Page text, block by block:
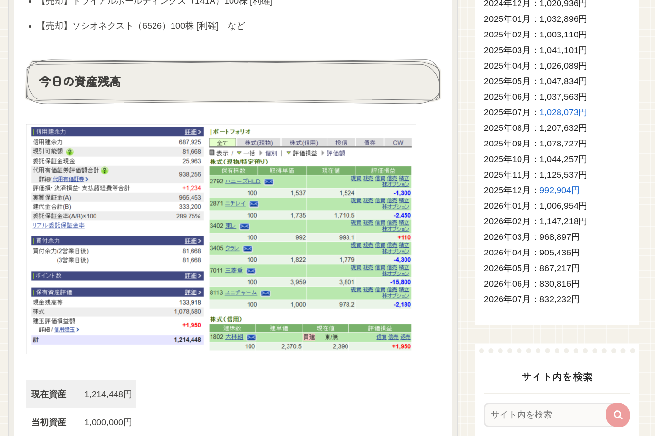
【売却】ソシオネクスト（6526）100株 [利確] など
今日の資産残高
現在資産 1,214,448円
当初資産 1,000,000円
2024年12月：1,020,936円
2025年01月：1,032,896円
2025年02月：1,003,110円
2025年03月：1,041,101円
2025年04月：1,026,089円
2025年05月：1,047,834円
2025年06月：1,037,563円
2025年07月： 1,028,073円
2025年08月：1,207,632円
2025年09月：1,078,727円
2025年10月：1,044,257円
2025年11月：1,125,537円
2025年12月： 992,904円
2026年01月：1,006,954円
2026年02月：1,147,218円
2026年03月：968,897円
2026年04月：905,436円
2026年05月：867,217円
2026年06月：830,816円
2026年07月：832,232円
サイト内を検索